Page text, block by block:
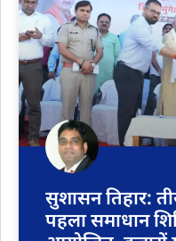
सुशासन तिहार:
पहला समाधान